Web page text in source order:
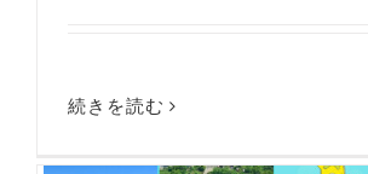
続きを読む